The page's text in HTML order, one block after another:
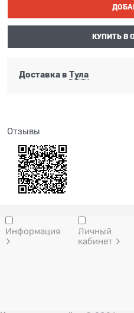
КУПИТЬ В
Доставка в Тула
Отзывы
Информация
Личный
кабинет